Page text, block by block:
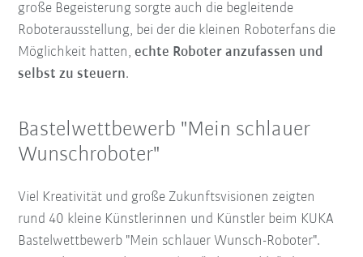
große Begeisterung sorgte auch die begleitende
Roboterausstellung, bei der die kleinen Roboterfans die
Möglichkeit hatten,echte Roboter anzufassen und
selbst zu steuern.
Bastelwettbewerb "Mein schlauer
Wunschroboter"
Viel Kreativität und große Zukunftsvisionen zeigten
rund 40 kleine Künstlerinnen und Künstler beim KUKA
Bastelwettbewerb "Mein schlauer Wunsch-Roboter".